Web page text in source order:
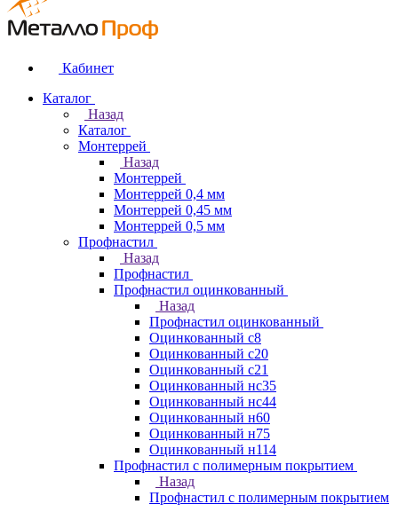
Кабинет
Каталог
Назад
Каталог
Монтеррей
Назад
Монтеррей
Монтеррей 0,4 мм
Монтеррей 0,45 мм
Монтеррей 0,5 мм
Профнастил
Назад
Профнастил
Профнастил оцинкованный
Назад
Профнастил оцинкованный
Оцинкованный с8
Оцинкованный с20
Оцинкованный с21
Оцинкованный нс35
Оцинкованный нс44
Оцинкованный н60
Оцинкованный н75
Оцинкованный н114
Профнастил с полимерным покрытием
Назад
Профнастил с полимерным покрытием